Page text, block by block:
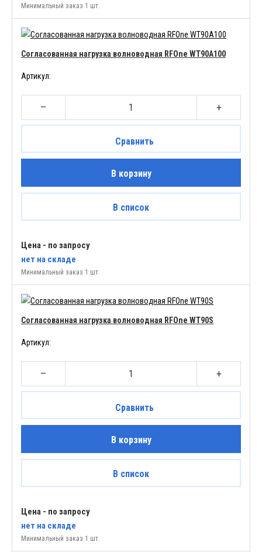
Минимальный заказ 1 шт.
Согласованная нагрузка волноводная RFOne WT90A100
Артикул:
– +
Минимальный заказ 1 шт.
Сравнить
В корзину
В список
Цена - по запросу
нет на складе
Согласованная нагрузка волноводная RFOne WT90S
Артикул:
– +
Минимальный заказ 1 шт.
Сравнить
В корзину
В список
Цена - по запросу
нет на складе